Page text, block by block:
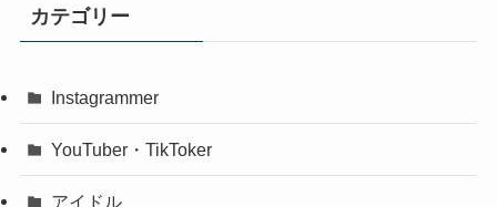
カテゴリー
Instagrammer
YouTuber・TikToker
アイドル